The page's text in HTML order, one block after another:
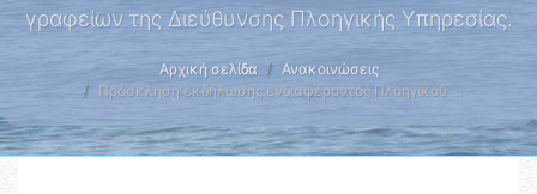
γραφείων της Διεύθυνσης Πλοηγικής Υπηρεσίας.
Αρχική σελίδα
Ανακοινώσεις
Πρόσκληση εκδήλωσης ενδιαφέροντος Πλοηγικού …